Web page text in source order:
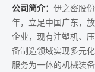
公司简介： 伊之密股
年，立足中国广东，
企业，现有注塑机、
备制造领域实现多元
服务为一体的机械装